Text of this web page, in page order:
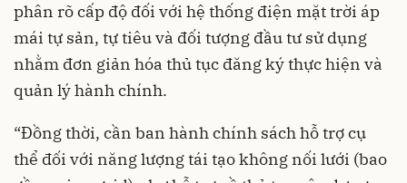
phân rõ cấp độ đối với hệ thống điện mặt trời áp
mái tự sản, tự tiêu và đối tượng đầu tư sử dụng
nhằm đơn giản hóa thủ tục đăng ký thực hiện và
quản lý hành chính.
“Đồng thời, cần ban hành chính sách hỗ trợ cụ
thể đối với năng lượng tái tạo không nối lưới (bao